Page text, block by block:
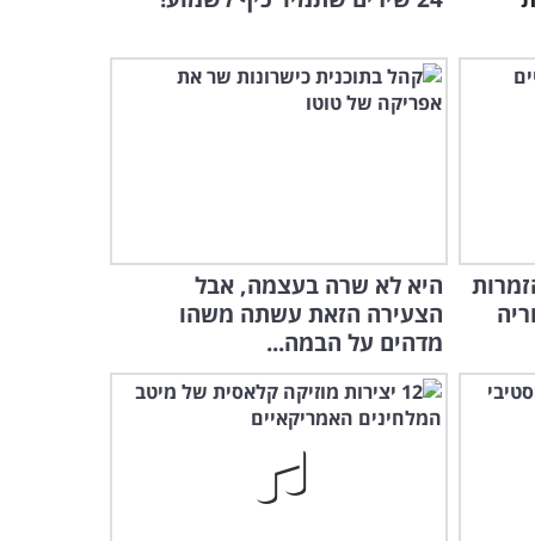
היא לא שרה בעצמה, אבל
הצעירה הזאת עשתה משהו
מדהים על הבמה...